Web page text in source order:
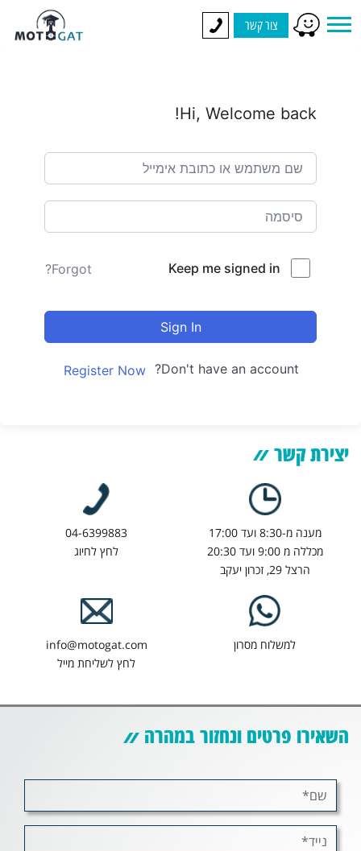
צור קשר
Hi, Welcome back!
Keep me signed in
Forgot?
Sign In
Don't have an account?
Register Now
יצירת קשר
מענה מ-8:30 ועד 17:00
מכללה מ 9:00 ועד 20:30
הרצל 29, זכרון יעקב
04-6399883
לחץ לחיוג
למשלוח מסרון
info@motogat.com
לחץ לשליחת מייל
השאירו פרטים ונחזור במהרה